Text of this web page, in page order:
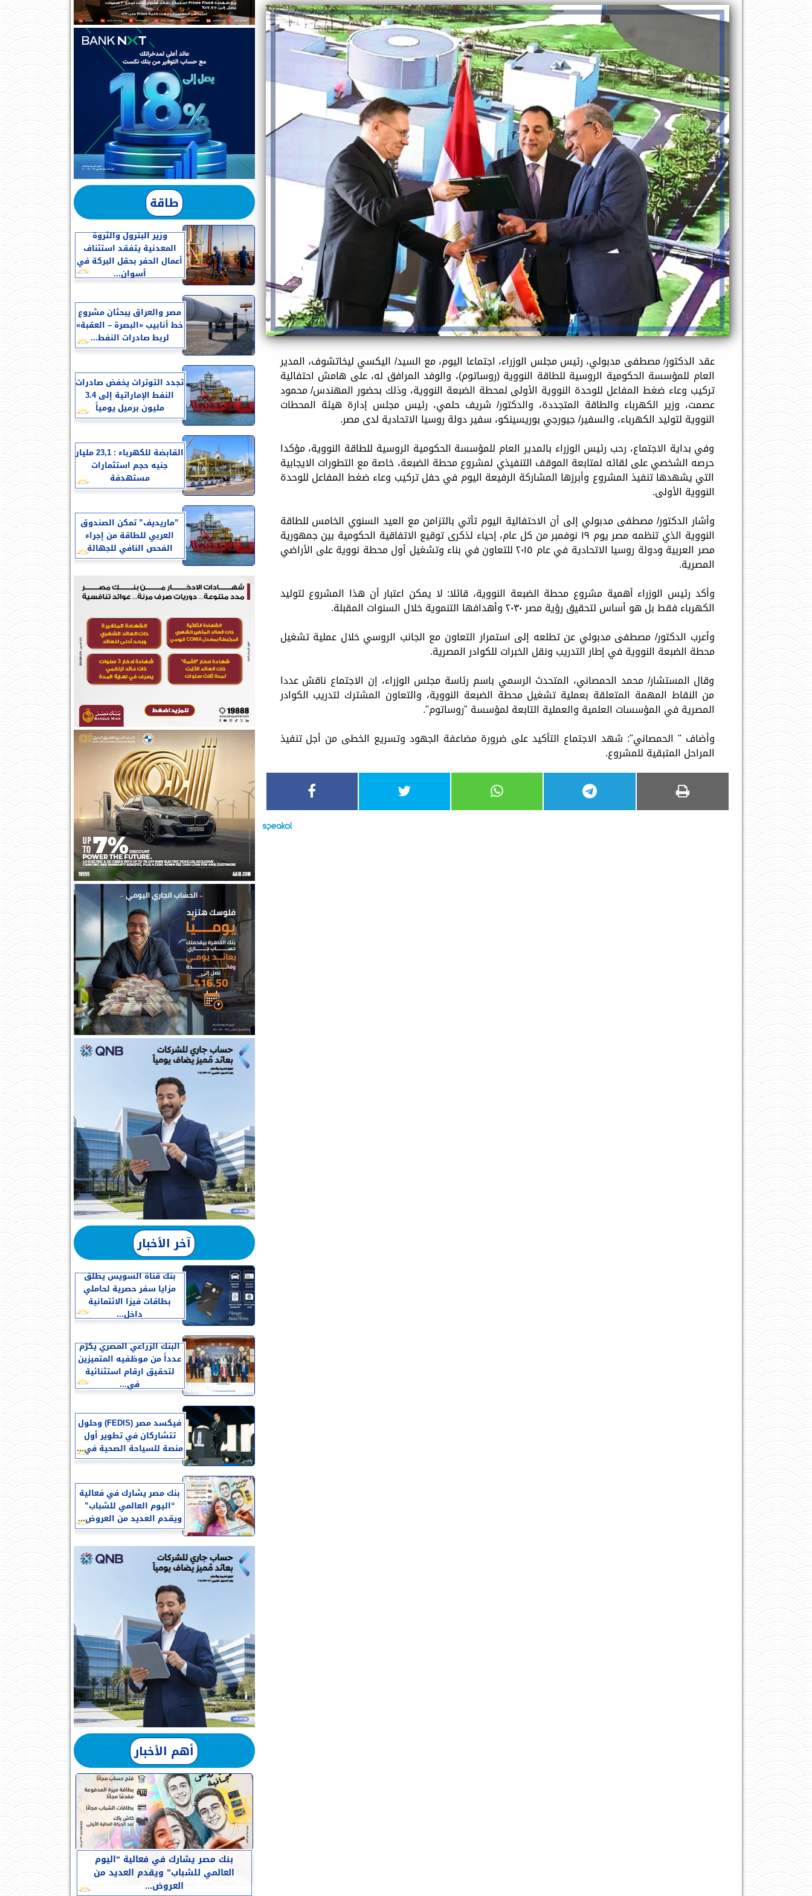
عقد الدكتور/ مصطفى مدبولي، رئيس مجلس الوزراء، اجتماعا اليوم، مع السيد/ اليكسي ليخاتشوف، المدير
العام للمؤسسة الحكومية الروسية للطاقة النووية (روساتوم)، والوفد المرافق له، على هامش احتفالية
تركيب وعاء ضغط المفاعل للوحدة النووية الأولى لمحطة الضبعة النووية، وذلك بحضور المهندس/ محمود
عصمت، وزير الكهرباء والطاقة المتجددة، والدكتور/ شريف حلمي، رئيس مجلس إدارة هيئة المحطات
النووية لتوليد الكهرباء، والسفير/ جيورجي بوريسينكو، سفير دولة روسيا الاتحادية لدى مصر.
وفي بداية الاجتماع، رحب رئيس الوزراء بالمدير العام للمؤسسة الحكومية الروسية للطاقة النووية، مؤكدا
حرصه الشخصي على لقائه لمتابعة الموقف التنفيذي لمشروع محطة الضبعة، خاصة مع التطورات الايجابية
التي يشهدها تنفيذ المشروع وأبرزها المشاركة الرفيعة اليوم في حفل تركيب وعاء ضغط المفاعل للوحدة
النووية الأولى.
وأشار الدكتور/ مصطفى مدبولي إلى أن الاحتفالية اليوم تأتي بالتزامن مع العيد السنوي الخامس للطاقة
النووية الذي تنظمه مصر يوم ۱۹ نوفمبر من كل عام، إحياء لذكرى توقيع الاتفاقية الحكومية بين جمهورية
مصر العربية ودولة روسيا الاتحادية في عام ٢٠١٥ للتعاون في بناء وتشغيل أول محطة نووية على الأراضي
المصرية.
وأكد رئيس الوزراء أهمية مشروع محطة الضبعة النووية، قائلا: لا يمكن اعتبار أن هذا المشروع لتوليد
الكهرباء فقط بل هو أساس لتحقيق رؤية مصر ۲۰۳۰ وأهدافها التنموية خلال السنوات المقبلة.
وأعرب الدكتور/ مصطفى مدبولي عن تطلعه إلى استمرار التعاون مع الجانب الروسي خلال عملية تشغيل
محطة الضبعة النووية في إطار التدريب ونقل الخبرات للكوادر المصرية.
وقال المستشار/ محمد الحمصاني، المتحدث الرسمي باسم رئاسة مجلس الوزراء، إن الاجتماع ناقش عددا
من النقاط المهمة المتعلقة بعملية تشغيل محطة الضبعة النووية، والتعاون المشترك لتدريب الكوادر
المصرية في المؤسسات العلمية والعملية التابعة لمؤسسة "روساتوم".
وأضاف " الحمصاني": شهد الاجتماع التأكيد على ضرورة مضاعفة الجهود وتسريع الخطى من أجل تنفيذ
المراحل المتبقية للمشروع.
طاقة
وزير البترول والثروة
المعدنية يتفقد استئناف
أعمال الحفر بحقل البركة في
أسوان...
مصر والعراق يبحثان مشروع
خط أنابيب «البصرة – العقبة»
لربط صادرات النفط...
تجدد التوترات يخفض صادرات
النفط الإماراتية إلى 3.4
مليون برميل يومياً
القابضة للكهرباء : 23,1 مليار
جنيه حجم استثمارات
مستهدفة
”ماريديف” تمكن الصندوق
العربي للطاقة من إجراء
الفحص النافي للجهالة
آخر الأخبار
بنك قناة السويس يطلق
مزايا سفر حصرية لحاملي
بطاقات فيزا الائتمانية
داخل...
البنك الزراعي المصري يكرّم
عدداً من موظفيه المتميزين
لتحقيق ارقام استثنائية
في...
فيكسد مصر (FEDIS) وحلول
تتشاركان في تطوير أول
منصة للسياحة الصحية في...
بنك مصر يشارك في فعالية
“اليوم العالمي للشباب”
ويقدم العديد من العروض...
أهم الأخبار
بنك مصر يشارك في فعالية “اليوم
العالمي للشباب” ويقدم العديد من
العروض...